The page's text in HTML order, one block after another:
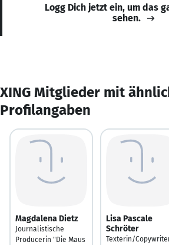
Logg Dich jetzt ein, um das
sehen.
XING Mitglieder mit
Profilangaben
Magdalena Dietz
Journalistische
Producerin "Die Maus
Lisa Pascale
Schröter
Texterin/